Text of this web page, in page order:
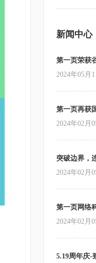
新闻中心
第一页荣获
2024年05月
第一页再获
2024年02月
突破边界，
站跨境营销
2024年02月
第一页网络
商
2024年02月
5.19周年庆-